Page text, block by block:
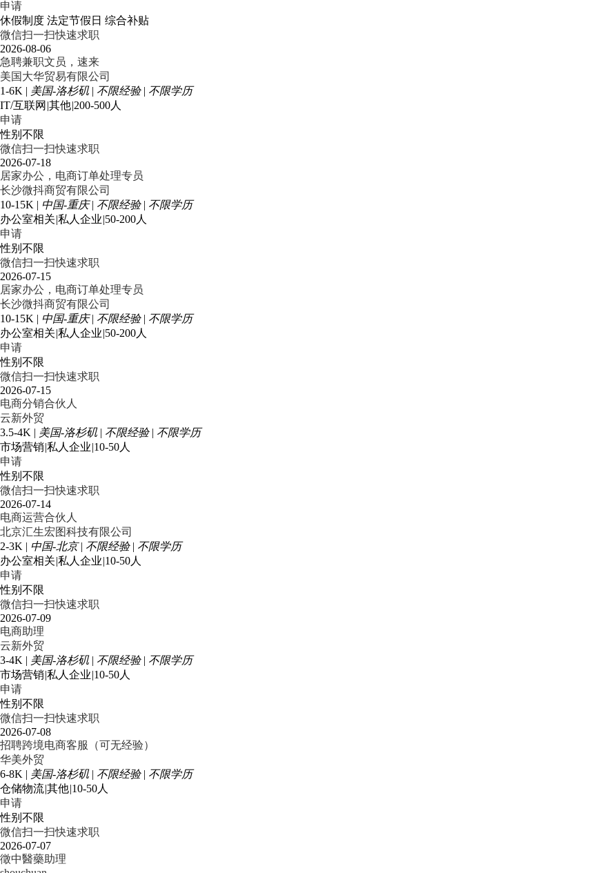
申请
休假制度 法定节假日 综合补贴
微信扫一扫快速求职
2026-08-06
急聘兼职文员，速来
美国大华贸易有限公司
1-6K | 美国-洛杉矶 | 不限经验 | 不限学历
IT/互联网 |其他|200-500人
申请
性别不限
微信扫一扫快速求职
2026-07-18
居家办公，电商订单处理专员
长沙微抖商贸有限公司
10-15K | 中国-重庆 | 不限经验 | 不限学历
办公室相关|私人企业|50-200人
申请
性别不限
微信扫一扫快速求职
2026-07-15
居家办公，电商订单处理专员
长沙微抖商贸有限公司
10-15K | 中国-重庆 | 不限经验 | 不限学历
办公室相关|私人企业|50-200人
申请
性别不限
微信扫一扫快速求职
2026-07-15
电商分销合伙人
云新外贸
3.5-4K | 美国-洛杉矶 | 不限经验 | 不限学历
市场营销|私人企业|10-50人
申请
性别不限
微信扫一扫快速求职
2026-07-14
电商运营合伙人
北京汇生宏图科技有限公司
2-3K | 中国-北京 | 不限经验 | 不限学历
办公室相关|私人企业|10-50人
申请
性别不限
微信扫一扫快速求职
2026-07-09
电商助理
云新外贸
3-4K | 美国-洛杉矶 | 不限经验 | 不限学历
市场营销|私人企业|10-50人
申请
性别不限
微信扫一扫快速求职
2026-07-08
招聘跨境电商客服（可无经验）
华美外贸
6-8K | 美国-洛杉矶 | 不限经验 | 不限学历
仓储物流|其他|10-50人
申请
性别不限
微信扫一扫快速求职
2026-07-07
徵中醫藥助理